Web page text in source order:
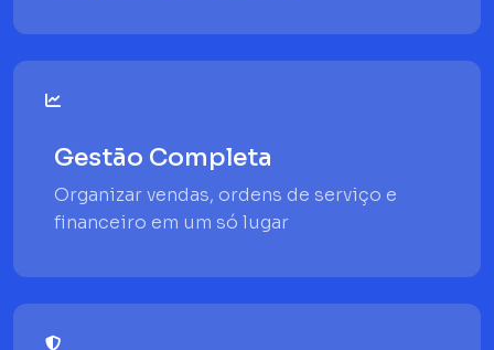
Gestão Completa
Organizar vendas, ordens de serviço e
financeiro em um só lugar